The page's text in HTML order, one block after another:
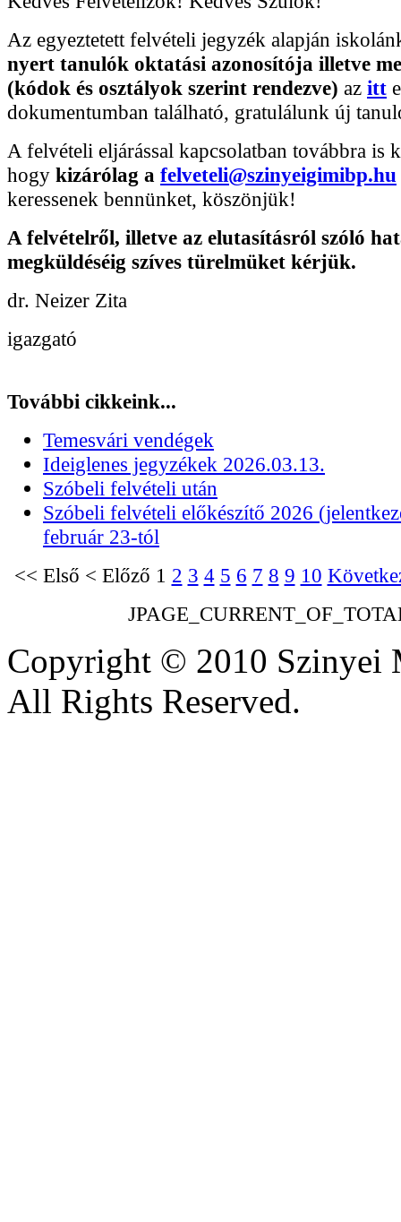
Az egyeztetett felvételi jegyzék alapján
nyert tanulók oktatási azonosítója illetve
(kódok és osztályok szerint rendezve) az itt
dokumentumban található, gratulálunk új
A felvételi eljárással kapcsolatban továbbra is
hogy kizárólag a felveteli@szinyeigimibp.hu
keressenek bennünket, köszönjük!
A felvételről, illetve az elutasításról szóló
megküldéséig szíves türelmüket kérjük.
dr. Neizer Zita
igazgató
További cikkeink...
Temesvári vendégek
Ideiglenes jegyzékek 2026.03.13.
Szóbeli felvételi után
Szóbeli felvételi előkészítő 2026
február 23-tól
<< Első < Előző 1 2 3 4 5 6 7 8 9 10
Copyright © 2010 Szinyei
All Rights Reserved.